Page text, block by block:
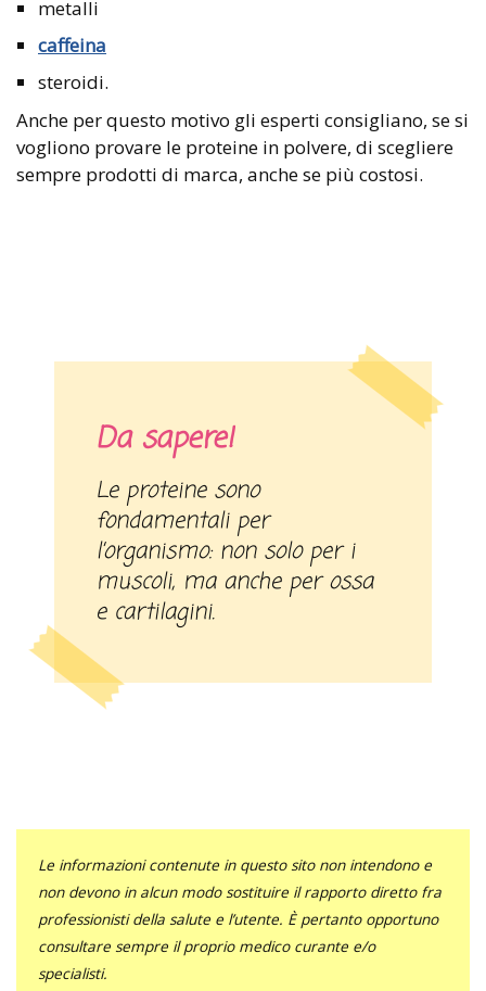
metalli
caffeina
steroidi.
Anche per questo motivo gli esperti consigliano, se si
vogliono provare le proteine in polvere, di scegliere
sempre prodotti di marca, anche se più costosi.
Da sapere!
Le proteine sono
fondamentali per
l’organismo: non solo per i
muscoli, ma anche per ossa
e cartilagini.
Le informazioni contenute in questo sito non intendono e
non devono in alcun modo sostituire il rapporto diretto fra
professionisti della salute e l’utente. È pertanto opportuno
consultare sempre il proprio medico curante e/o
specialisti.